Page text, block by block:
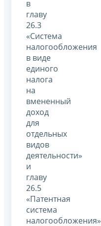
в
главу
26.3
«Система
налогообложения
в виде
единого
налога
на
вмененный
доход
для
отдельных
видов
деятельности»
и
главу
26.5
«Патентная
система
налогообложения»